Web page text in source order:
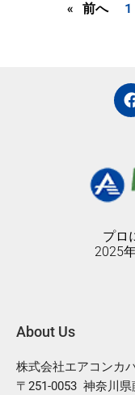
« 前へ 1
プロ
2025
About Us
株式会社エアコンカ
〒251-0053 神奈川県